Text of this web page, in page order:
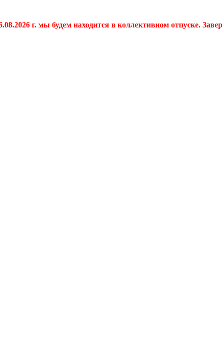
г. мы будем находится в коллективном отпуске.